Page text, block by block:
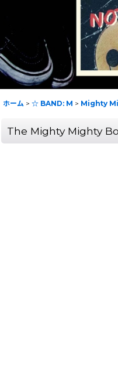
ホーム > ☆ BAND: M > Mighty
The Mighty Mighty